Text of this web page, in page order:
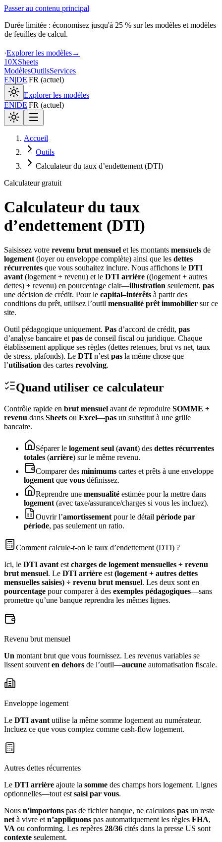
Passer au contenu principal
Durée limitée : économisez jusqu'à 25 % sur les modèles et modèles
de feuilles de calcul.
·Explorer les modèles→
10XSheets
ModèlesOutilsServices
EN|DE|FR (actuel)
Explorer les modèles
EN|DE|FR (actuel)
Accueil
Outils
Calculateur du taux d’endettement (DTI)
Calculateur gratuit
Calculateur du taux
d’endettement (DTI)
Saisissez votre revenu brut mensuel et les montants mensuels de
logement (loyer ou enveloppe complète) ainsi que les dettes
récurrentes que vous souhaitez inclure. Nous affichons le DTI
avant (logement ÷ revenu) et le DTI arrière ((logement + autres
dettes) ÷ revenu) en pourcentage clair—illustration seulement, pas
une décision de crédit. Pour le capital–intérêts à partir des
conditions du prêt, utilisez l’outil mensualité prêt immobilier sur ce
site.
Outil pédagogique uniquement. Pas d’accord de crédit, pas
d’analyse bancaire et pas de conseil fiscal ou juridique. Chaque
établissement applique ses règles (dettes retenues, brut vs net, taux
de stress, plafonds). Le DTI n’est pas la même chose que
l’utilisation des cartes revolving.
Quand utiliser ce calculateur
Contrôle rapide en brut mensuel avant de reproduire SOMME ÷
revenu dans Sheets ou Excel—pas un substitut à une grille
bancaire.
Séparer le logement seul (avant) des dettes récurrentes
totales (arrière) sur le même revenu.
Comparer des minimums cartes et prêts à une enveloppe
logement que vous définissez.
Reprendre une mensualité estimée pour la mettre dans
logement (avec taxe/assurance/charges si vous les incluez).
Ouvrir l’amortissement pour le détail période par
période, pas seulement un ratio.
Comment calcule‑t‑on le taux d’endettement (DTI) ?
Ici, le DTI avant est charges de logement mensuelles ÷ revenu
brut mensuel. Le DTI arrière est (logement + autres dettes
mensuelles saisies) ÷ revenu brut mensuel. Les deux sont en
pourcentage pour comparer à des exemples pédagogiques—sans
promettre qu’une banque reprendra les mêmes lignes.
Revenu brut mensuel
Un montant brut que vous fournissez. Les revenus variables se
lissent souvent en dehors de l’outil—aucune automatisation fiscale.
Enveloppe logement
Le DTI avant utilise la même somme logement au numérateur.
Incluez ce que vous comptez comme cash‑flow logement.
Autres dettes récurrentes
Le DTI arrière ajoute la somme des champs hors logement. Lignes
optionnelles—tout est saisi par vous.
Nous n’importons pas de fichier banque, ne calculons pas un reste
net à vivre et n’appliquons pas automatiquement les règles FHA,
VA ou conforming. Les repères 28/36 cités dans la presse US sont
contexte seulement.